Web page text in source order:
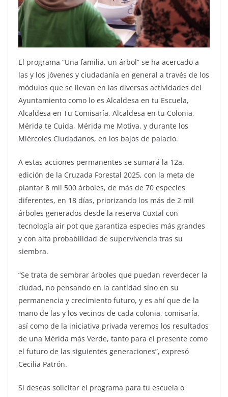
El programa “Una familia, un árbol” se ha acercado a
las y los jóvenes y ciudadanía en general a través de los
módulos que se llevan en las diversas actividades del
Ayuntamiento como lo es Alcaldesa en tu Escuela,
Alcaldesa en Tu Comisaría, Alcaldesa en tu Colonia,
Mérida te Cuida, Mérida me Motiva, y durante los
Miércoles Ciudadanos, en los bajos de palacio.
A estas acciones permanentes se sumará la 12a.
edición de la Cruzada Forestal 2025, con la meta de
plantar 8 mil 500 árboles, de más de 70 especies
diferentes, en 18 días, priorizando los más de 2 mil
árboles generados desde la reserva Cuxtal con
tecnología air pot que garantiza especies más grandes
y con alta probabilidad de supervivencia tras su
siembra.
“Se trata de sembrar árboles que puedan reverdecer la
ciudad, no pensando en la cantidad sino en su
permanencia y crecimiento futuro, y es ahí que de la
mano de las y los vecinos de cada colonia, comisaría,
así como de la iniciativa privada veremos los resultados
de una Mérida más Verde, tanto para el presente como
el futuro de las siguientes generaciones”, expresó
Cecilia Patrón.
Si deseas solicitar el programa para tu escuela o